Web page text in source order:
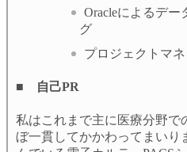
Oracleによるデ
グ
プロジェクトマ
■ 自己PR
私はこれまで主に医療分野で
ぼ一貫してかかわってまいり